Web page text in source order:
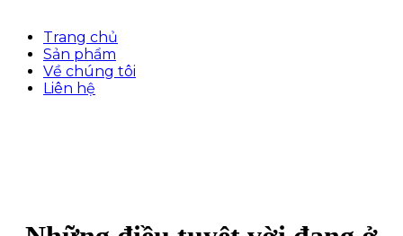
Trang chủ
Sản phẩm
Về chúng tôi
Liên hệ